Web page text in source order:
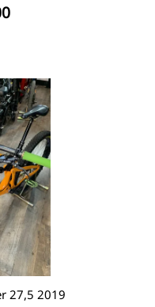
27,5 2019